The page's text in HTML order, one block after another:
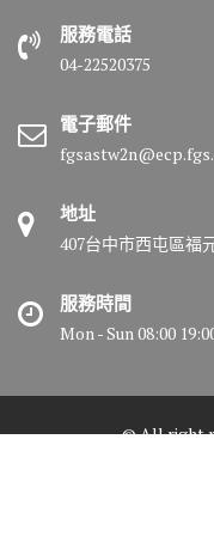
服務電話
04-22520375
電子郵件
地址
407台中市西屯區福
服務時間
Mon - Sun 08:00
© All right